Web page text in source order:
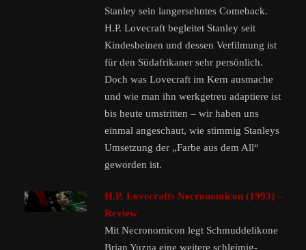
Stanley sein langersehntes Comeback.
H.P. Lovecraft begleitet Stanley seit
Kindesbeinen und dessen Verfilmung ist
für den Südafrikaner sehr persönlich.
Doch was Lovecraft im Kern ausmache
und wie man ihn werkgetreu adaptiere ist
bis heute umstritten – wir haben uns
einmal angeschaut, wie stimmig Stanleys
Umsetzung der „Farbe aus dem All“
geworden ist.
H.P. Lovecrafts Necronomicon (1993) –
Review
Mit Necronomicon legt Schmuddelikone
Brian Yuzna eine weitere schleimig-